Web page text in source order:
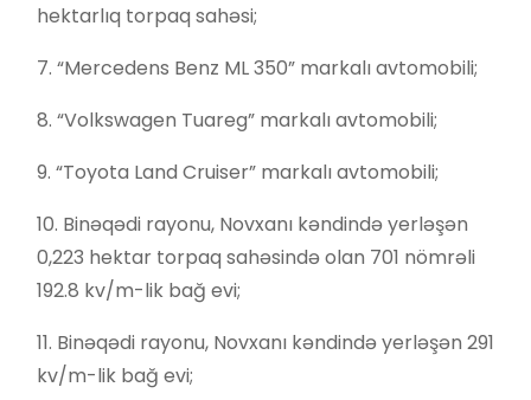
hektarlıq torpaq sahəsi;
7. “Mercedens Benz ML 350” markalı avtomobili;
8. “Volkswagen Tuareg” markalı avtomobili;
9. “Toyota Land Cruiser” markalı avtomobili;
10. Binəqədi rayonu, Novxanı kəndində yerləşən
0,223 hektar torpaq sahəsində olan 701 nömrəli
192.8 kv/m-lik bağ evi;
11. Binəqədi rayonu, Novxanı kəndində yerləşən 291
kv/m-lik bağ evi;